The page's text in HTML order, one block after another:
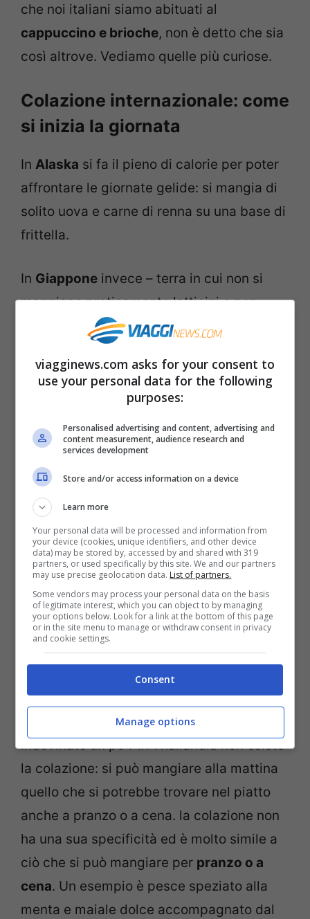
che noi italiani siamo abituati al
cappuccino e brioche, non è detto che sia
così altrove. Vediamo quelle più curiose.
Colazione internazionale: come
si inizia la giornata
In Alaska si fa il pieno di calorie per poter
affrontare le giornate gelide: si mangia di
solito uova e carne di renna su una base di
frittella.
In Giappone invece – terra in cui non si
mangiano praticamente latticini e per
questo le persone vivono più a lungo – si
incomincia con
di soia. Anche l’Indiapreferisce il salato:
tofu indiano strapazzato, lenticchie,
rosmarino e un toast con banana.
Naturalmente tutti conoscono la prima
colazione made in USA: pancake con
sciroppo d’acero, oppure salsicce e bacon
o ancora uova strapazzate con prosciutto.
Nelle Filippine, invece, al contrario degli
Yankees si inizia con un pasto light: riso,
frutti come il mango e piccole salsicce
chiamate“logganisa”.Una colazione
invece molto lontana da noi è quella
africana: qui si inizia con ilwaakye,
ovvero riso cucinato con sugo di fagioli.
Indovinate un po’? In Thailandia non esiste
la colazione: si può mangiare alla mattina
quello che si potrebbe trovare nel piatto
anche a pranzo o a cena. la colazione non
ha una sua specificità ed è molto simile a
ciò che si può mangiare per pranzo o a
cena. Un esempio è pesce speziato alla
menta e maiale dolce accompagnato dal
viagginews.com asks for your consent to
use your personal data for the following
purposes:
Personalised advertising and content, advertising and
content measurement, audience research and
services development
Store and/or access information on a device
Learn more
Your personal data will be processed and information from
your device (cookies, unique identifiers, and other device
data) may be stored by, accessed by and shared with 319
partners, or used specifically by this site. We and our partners
may use precise geolocation data. List of partners.
Some vendors may process your personal data on the basis
of legitimate interest, which you can object to by managing
your options below. Look for a link at the bottom of this page
or in the site menu to manage or withdraw consent in privacy
and cookie settings.
Consent
Manage options